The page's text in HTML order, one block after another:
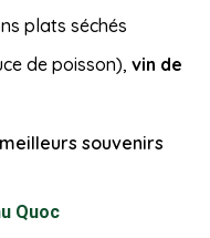
plats séchés
de poisson), vin de
souvenirs
Quoc